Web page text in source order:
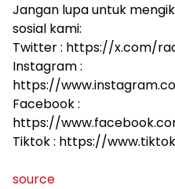
Jangan lupa untuk
sosial kami:
Twitter : https://x.com/
Instagram :
https://
Facebook :
https://
Tiktok : https://
source